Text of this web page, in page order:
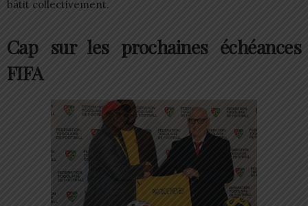
bâtit collectivement.
Cap sur les prochaines échéances
FIFA